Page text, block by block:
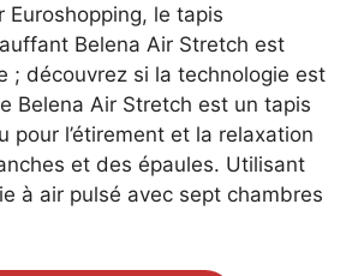
Euroshopping, le tapis
Belena Air Stretch est
; découvrez si la technologie est
Belena Air Stretch est un tapis
pour l’étirement et la relaxation
et des épaules. Utilisant
à air pulsé avec sept chambres